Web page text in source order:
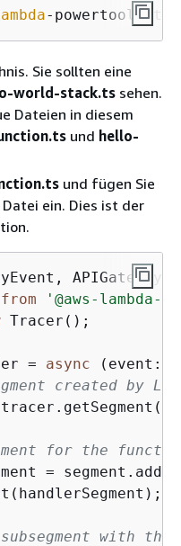
-powertools/
Sie sollten eine
world-stack.ts sehen.
Dateien in diesem
und hello-
und fügen Sie
ein. Dies ist der
from
'@aws-
Tracer();
= async (event:
created by
for the
=
with the